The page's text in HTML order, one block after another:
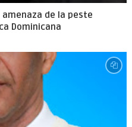
amenaza de la peste
Dominicana